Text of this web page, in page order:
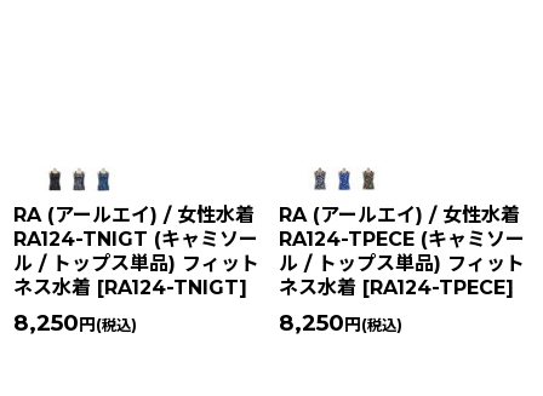
RA (アールエイ) / 女性水着
RA124-TNIGT (キャミソー
ル / トップス単品) フィット
ネス水着 [RA124-TNIGT]
8,250円(税込)
RA (アールエイ) / 女性水着
RA124-TPECE (キャミソー
ル / トップス単品) フィット
ネス水着 [RA124-TPECE]
8,250円(税込)